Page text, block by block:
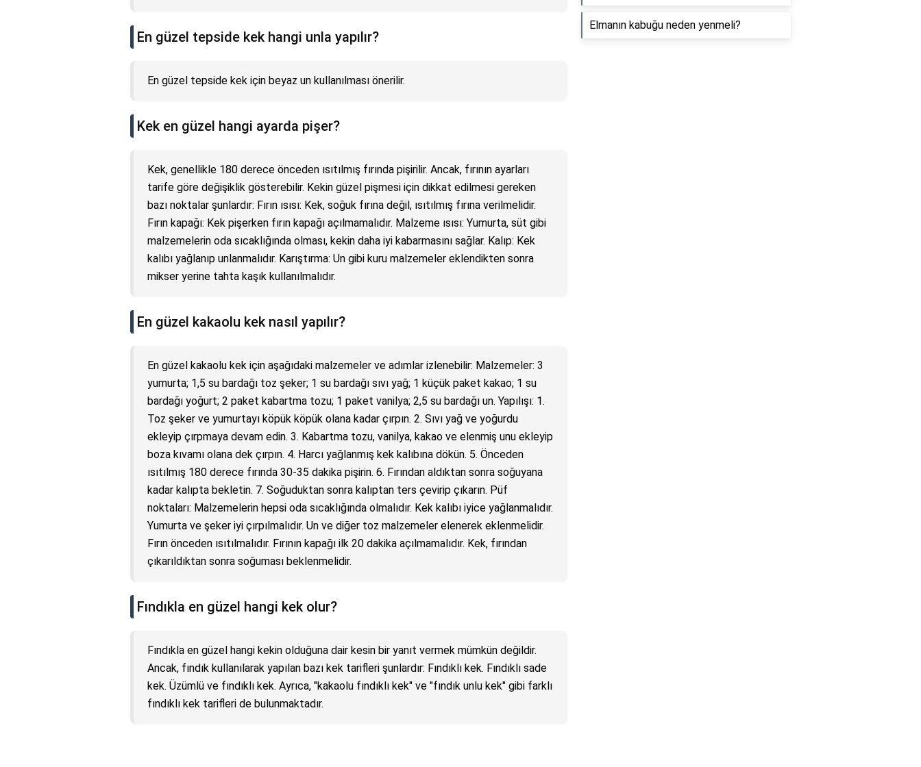
En güzel tepside kek hangi unla yapılır?
En güzel tepside kek için beyaz un kullanılması önerilir.
Kek en güzel hangi ayarda pişer?
Kek, genellikle 180 derece önceden ısıtılmış fırında pişirilir. Ancak, fırının ayarları
tarife göre değişiklik gösterebilir. Kekin güzel pişmesi için dikkat edilmesi gereken
bazı noktalar şunlardır: Fırın ısısı: Kek, soğuk fırına değil, ısıtılmış fırına verilmelidir.
Fırın kapağı: Kek pişerken fırın kapağı açılmamalıdır. Malzeme ısısı: Yumurta, süt gibi
malzemelerin oda sıcaklığında olması, kekin daha iyi kabarmasını sağlar. Kalıp: Kek
kalıbı yağlanıp unlanmalıdır. Karıştırma: Un gibi kuru malzemeler eklendikten sonra
mikser yerine tahta kaşık kullanılmalıdır.
En güzel kakaolu kek nasıl yapılır?
En güzel kakaolu kek için aşağıdaki malzemeler ve adımlar izlenebilir: Malzemeler: 3
yumurta; 1,5 su bardağı toz şeker; 1 su bardağı sıvı yağ; 1 küçük paket kakao; 1 su
bardağı yoğurt; 2 paket kabartma tozu; 1 paket vanilya; 2,5 su bardağı un. Yapılışı: 1.
Toz şeker ve yumurtayı köpük köpük olana kadar çırpın. 2. Sıvı yağ ve yoğurdu
ekleyip çırpmaya devam edin. 3. Kabartma tozu, vanilya, kakao ve elenmiş unu ekleyip
boza kıvamı olana dek çırpın. 4. Harcı yağlanmış kek kalıbına dökün. 5. Önceden
ısıtılmış 180 derece fırında 30-35 dakika pişirin. 6. Fırından aldıktan sonra soğuyana
kadar kalıpta bekletin. 7. Soğuduktan sonra kalıptan ters çevirip çıkarın. Püf
noktaları: Malzemelerin hepsi oda sıcaklığında olmalıdır. Kek kalıbı iyice yağlanmalıdır.
Yumurta ve şeker iyi çırpılmalıdır. Un ve diğer toz malzemeler elenerek eklenmelidir.
Fırın önceden ısıtılmalıdır. Fırının kapağı ilk 20 dakika açılmamalıdır. Kek, fırından
çıkarıldıktan sonra soğuması beklenmelidir.
Fındıkla en güzel hangi kek olur?
Fındıkla en güzel hangi kekin olduğuna dair kesin bir yanıt vermek mümkün değildir.
Ancak, fındık kullanılarak yapılan bazı kek tarifleri şunlardır: Fındıklı kek. Fındıklı sade
kek. Üzümlü ve fındıklı kek. Ayrıca, "kakaolu fındıklı kek" ve "fındık unlu kek" gibi farklı
fındıklı kek tarifleri de bulunmaktadır.
Elmanın kabuğu neden yenmeli?